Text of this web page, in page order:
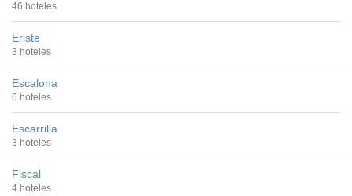
46 hoteles
Eriste
3 hoteles
Escalona
6 hoteles
Escarrilla
3 hoteles
Fiscal
4 hoteles